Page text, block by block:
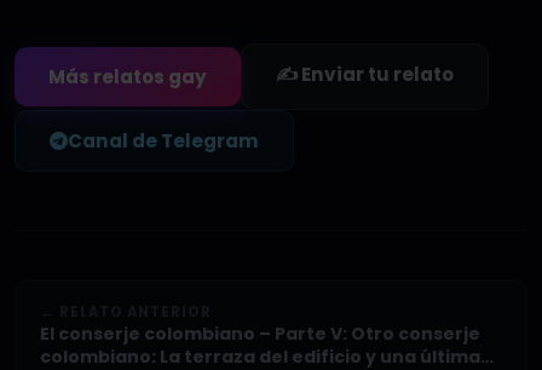
Más relatos gay ✍️ Enviar tu relato
Canal de Telegram
El conserje colombiano – Parte V: Otro conserje
colombiano: La terraza del edificio y una última